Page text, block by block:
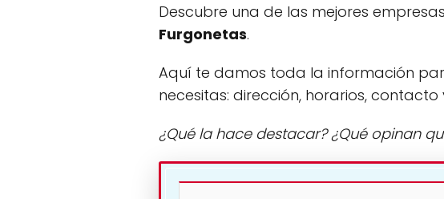
Descubre una de las mejores
Furgonetas.
Aquí te damos toda la información
necesitas: dirección, horarios, contacto
¿Qué la hace destacar? ¿Qué opinan